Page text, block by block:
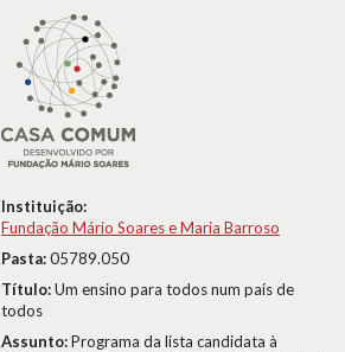
Instituição:
Fundação Mário Soares e Maria Barroso
Pasta:05789.050
Título:Um ensino para todos num país de
todos
Assunto:Programa da lista candidata à